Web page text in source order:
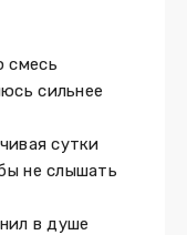
смесь
сильнее
сутки
не слышать
в душе